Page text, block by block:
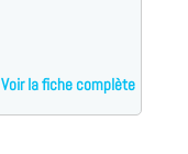
Voir la fiche complète